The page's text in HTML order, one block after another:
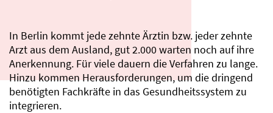
In Berlin kommt jede zehnte Ärztin bzw. jeder zehnte
Arzt aus dem Ausland, gut 2.000 warten noch auf ihre
Anerkennung. Für viele dauern die Verfahren zu lange.
Hinzu kommen Herausforderungen, um die dringend
benötigten Fachkräfte in das Gesundheitssystem zu
integrieren.